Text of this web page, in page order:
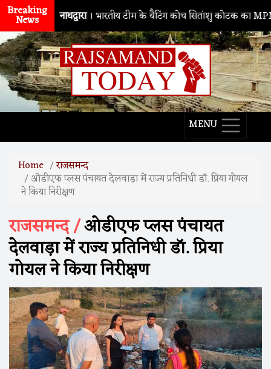
Breaking
News
नाथद्वारा । भारतीय टीम के बैटिंग कोच सितांशु कोटक का MPMSC
MENU
Home राजसमन्द
ओडीएफ प्लस पंचायत देलवाड़ा में राज्य प्रतिनिधी डाॅ. प्रिया गोयल
ने किया निरीक्षण
राजसमन्द /ओडीएफ प्लस पंचायत
देलवाड़ा में राज्य प्रतिनिधी डाॅ. प्रिया
गोयल ने किया निरीक्षण